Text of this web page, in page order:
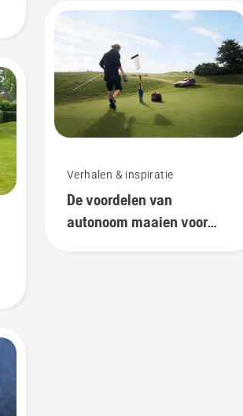
Verhalen & inspiratie
De voordelen van
autonoom maaien voor